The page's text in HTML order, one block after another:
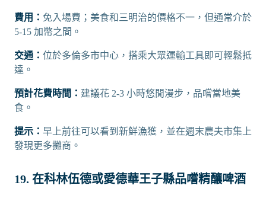
費用： 免入場費；美食和三明治的價格不一，但通常介於
5-15 加幣之間。
交通： 位於多倫多市中心，搭乘大眾運輸工具即可輕鬆抵
達。
預計花費時間： 建議花 2-3 小時悠閒漫步，品嚐當地美
食。
提示： 早上前往可以看到新鮮漁獲，並在週末農夫市集上
發現更多攤商。
19. 在科林伍德或愛德華王子縣品嚐精釀啤酒